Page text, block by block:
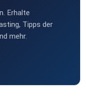
Erhalte
Tipps der
mehr.